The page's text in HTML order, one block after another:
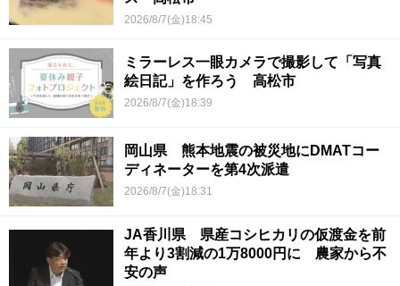
2026/8/7(金)18:45
ミラーレス一眼カメラで撮影して「写真
絵日記」を作ろう 高松市
2026/8/7(金)18:39
岡山県 熊本地震の被災地にDMATコー
ディネーターを第4次派遣
2026/8/7(金)18:31
JA香川県 県産コシヒカリの仮渡金を前
年より3割減の1万8000円に 農家から不
安の声